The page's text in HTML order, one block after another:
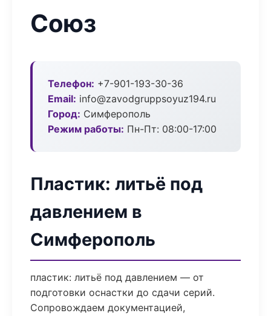
Союз
Телефон: +7-901-193-30-36
Email: info@zavodgruppsoyuz194.ru
Город: Симферополь
Режим работы: Пн-Пт: 08:00-17:00
Пластик: литьё под
давлением в
Симферополь
пластик: литьё под давлением — от
подготовки оснастки до сдачи серий.
Сопровождаем документацией,